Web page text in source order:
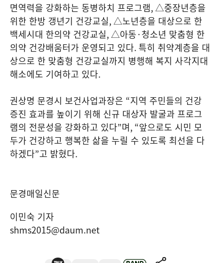
면역력을 강화하는 동병하치 프로그램,△중장년층을
위한 한방 갱년기 건강교실,△노년층을 대상으로 한
백세시대 한의약 건강교실,△아동·청소년 맞춤형 한
의약 건강배움터가 운영되고 있다. 특히 취약계층을 대
상으로 한 맞춤형 건강교실까지 병행해 복지 사각지대
해소에도 기여하고 있다.
권상명 문경시 보건사업과장은 “지역 주민들의 건강
증진 효과를 높이기 위해 신규 대상자 발굴과 프로그
램의 전문성을 강화하고 있다”며, “앞으로도 시민 모
두가 건강하고 행복한 삶을 누릴 수 있도록 최선을 다
하겠다”고 밝혔다.
문경매일신문
이민숙 기자
shms2015@daum.net